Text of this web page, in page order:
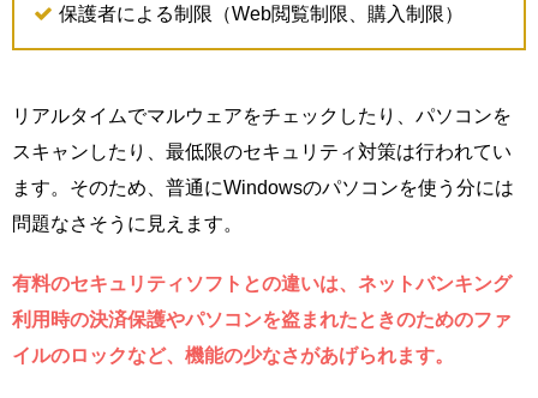
保護者による制限（Web閲覧制限、購入制限）
リアルタイムでマルウェアをチェックしたり、パソコンを
スキャンしたり、最低限のセキュリティ対策は行われてい
ます。そのため、普通にWindowsのパソコンを使う分には
問題なさそうに見えます。
有料のセキュリティソフトとの違いは、ネットバンキング
利用時の決済保護やパソコンを盗まれたときのためのファ
イルのロックなど、機能の少なさがあげられます。